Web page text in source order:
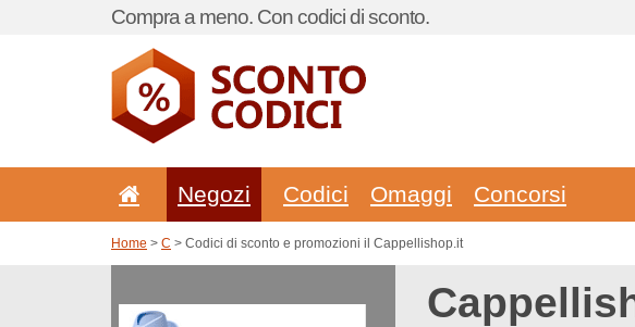
Compra a meno. Con codici di sconto.
Negozi Codici Omaggi Concorsi
Home > C > Codici di sconto e promozioni il Cappellishop.it